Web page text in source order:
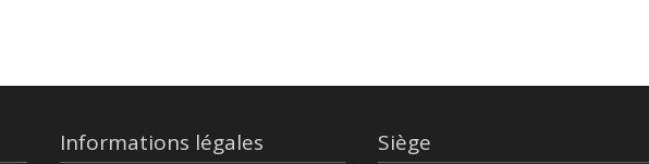
Informations légales Siège